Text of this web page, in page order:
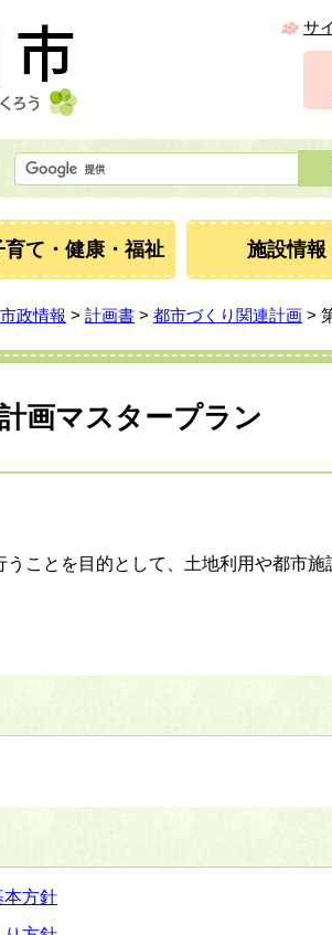
サ
育て・健康・福祉 施設情報
市政情報 > 計画書 > 都市づくり関連計画 >
画マスタープラン
ことを目的として、土地利用や都市施
方針